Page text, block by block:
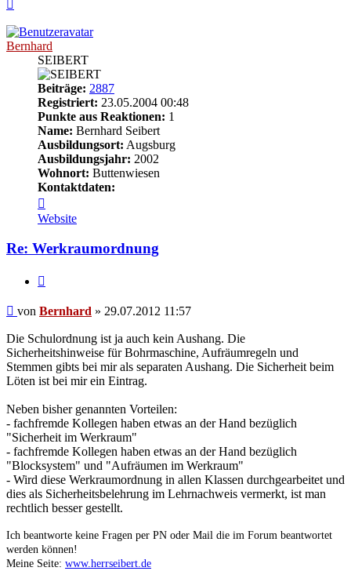
Bernhard
SEIBERT
Beiträge: 2887
Registriert: 23.05.2004 00:48
Punkte aus Reaktionen: 1
Name: Bernhard Seibert
Ausbildungsort: Augsburg
Ausbildungsjahr: 2002
Wohnort: Buttenwiesen
Kontaktdaten:
von
Bernhard
Website
Re: Werkraumordnung
Beitrag
von Bernhard » 29.07.2012 11:57
Die Schulordnung ist ja auch kein Aushang. Die
Sicherheitshinweise für Bohrmaschine, Aufräumregeln und
Stemmen gibts bei mir als separaten Aushang. Die Sicherheit beim
Löten ist bei mir ein Eintrag.
Neben bisher genannten Vorteilen:
- fachfremde Kollegen haben etwas an der Hand bezüglich
"Sicherheit im Werkraum"
- fachfremde Kollegen haben etwas an der Hand bezüglich
"Blocksystem" und "Aufräumen im Werkraum"
- Wird diese Werkraumordnung in allen Klassen durchgearbeitet und
dies als Sicherheitsbelehrung im Lehrnachweis vermerkt, ist man
rechtlich besser gestellt.
Ich beantworte keine Fragen per PN oder Mail die im Forum beantwortet
werden können!
Meine Seite: www.herrseibert.de